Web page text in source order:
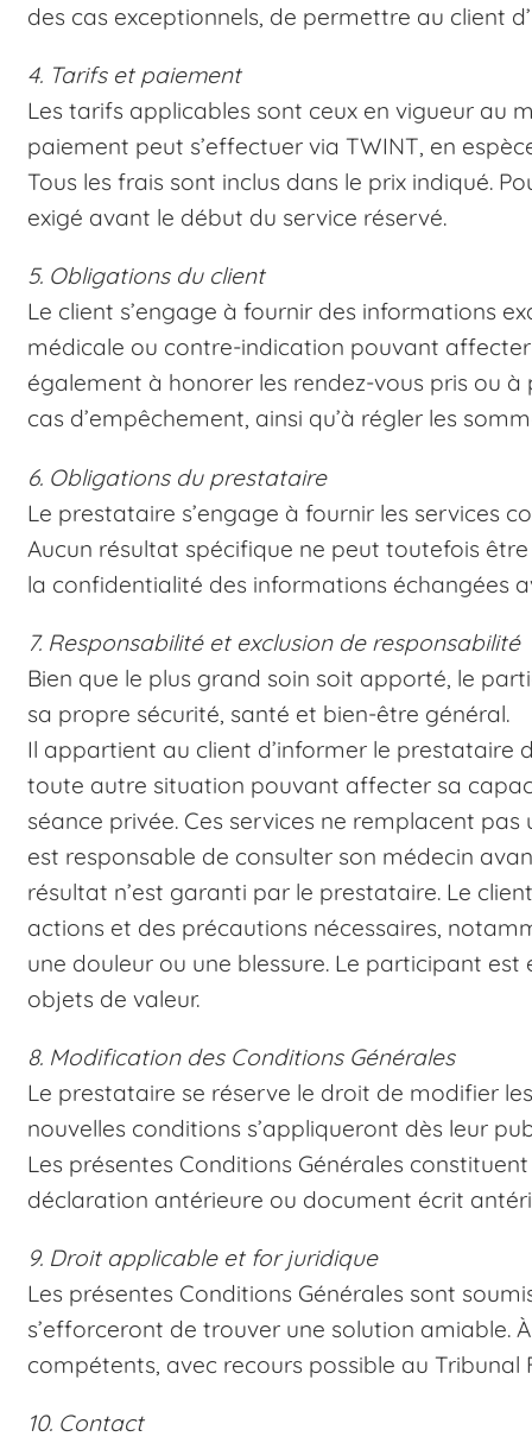
des cas exceptionnels, de permettre au client
4. Tarifs et paiement
Les tarifs applicables sont ceux en vigueur au
paiement peut s’effectuer via TWINT, en
Tous les frais sont inclus dans le prix indiqué.
exigé avant le début du service réservé.
5. Obligations du client
Le client s’engage à fournir des informations
médicale ou contre-indication pouvant
également à honorer les rendez-vous pris ou
cas d’empêchement, ainsi qu’à régler les
6. Obligations du prestataire
Le prestataire s’engage à fournir les services
Aucun résultat spécifique ne peut toutefois
la confidentialité des informations échangées
7. Responsabilité et exclusion de responsabilité
Bien que le plus grand soin soit apporté, le
sa propre sécurité, santé et bien-être général.
Il appartient au client d’informer le
toute autre situation pouvant affecter sa
séance privée. Ces services ne remplacent
est responsable de consulter son médecin
résultat n’est garanti par le prestataire. Le
actions et des précautions nécessaires,
une douleur ou une blessure. Le participant
objets de valeur.
8. Modification des Conditions Générales
Le prestataire se réserve le droit de modifier
nouvelles conditions s’appliqueront dès leur
Les présentes Conditions Générales
déclaration antérieure ou document écrit
9. Droit applicable et for juridique
Les présentes Conditions Générales sont
s’efforceront de trouver une solution amiable.
compétents, avec recours possible au Tribunal
10. Contact